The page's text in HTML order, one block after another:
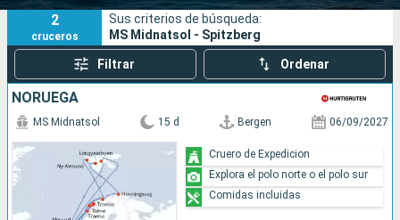
Buscar
2
cruceros
Sus criterios de búsqueda:
MS Midnatsol - Spitzberg
Filtrar Ordenar
NORUEGA
MS Midnatsol 15 d Bergen 06/09/2027
Cruero de Expedicion
Explora el polo norte o el polo sur
Comidas incluidas